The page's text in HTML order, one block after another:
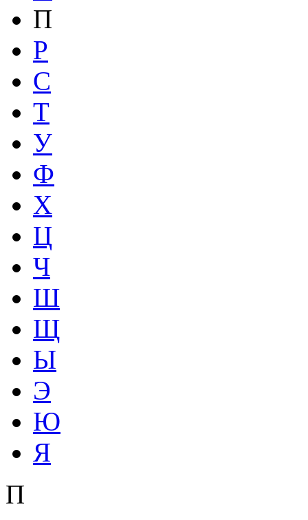
П
Р
С
Т
У
Ф
Х
Ц
Ч
Ш
Щ
Ы
Э
Ю
Я
П